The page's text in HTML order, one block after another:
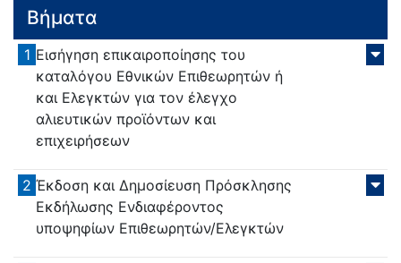
Βήματα
1 Εισήγηση επικαιροποίησης του
καταλόγου Εθνικών Επιθεωρητών ή
και Ελεγκτών για τον έλεγχο
αλιευτικών προϊόντων και
επιχειρήσεων
2 Έκδοση και Δημοσίευση Πρόσκλησης
Εκδήλωσης Ενδιαφέροντος
υποψηφίων Επιθεωρητών/Ελεγκτών